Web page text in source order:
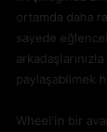
ortamda daha
sayede
paylaşabilmek
Wheel’in bir